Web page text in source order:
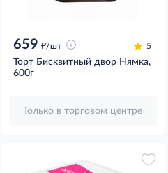
659 д/шт 5
Торт Бисквитный двор Нямка,
600г
Только в торговом центре